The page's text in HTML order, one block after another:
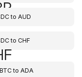
toAUD
toCHF
BTCto ADA